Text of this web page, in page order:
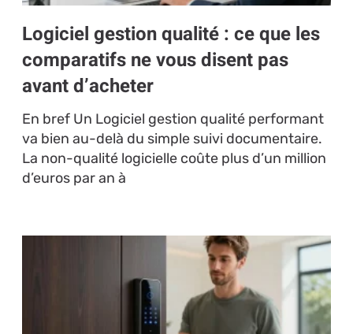
Logiciel gestion qualité : ce que les
comparatifs ne vous disent pas
avant d’acheter
En bref Un Logiciel gestion qualité performant
va bien au-delà du simple suivi documentaire.
La non-qualité logicielle coûte plus d’un million
d’euros par an à